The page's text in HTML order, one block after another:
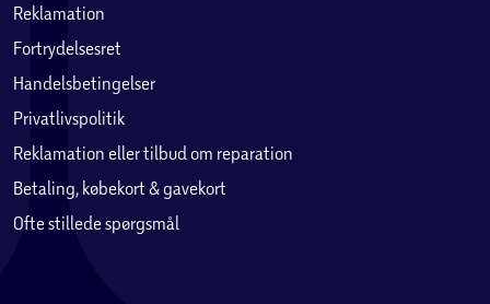
Reklamation
Fortrydelsesret
Handelsbetingelser
Privatlivspolitik
Reklamation eller tilbud om reparation
Betaling, købekort & gavekort
Ofte stillede spørgsmål